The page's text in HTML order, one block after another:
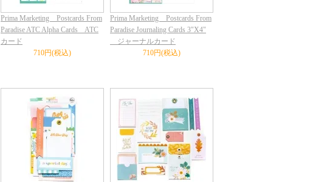
Prima Marketing Postcards From
Paradise ATC Alpha Cards ATC
カード
710円(税込)
Prima Marketing Postcards From
Paradise Journaling Cards 3"X4"
ジャーナルカード
710円(税込)